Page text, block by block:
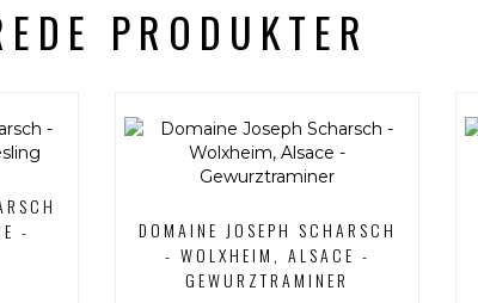
PRODUKTER
-
DOMAINE JOSEPH SCHARSCH
- WOLXHEIM, ALSACE -
GEWURZTRAMINER